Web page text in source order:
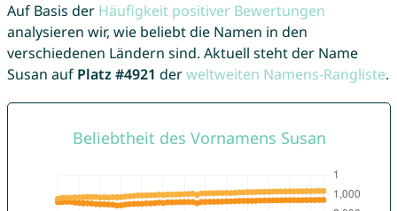
Auf Basis der Häufigkeit positiver Bewertungen
analysieren wir, wie beliebt die Namen in den
verschiedenen Ländern sind. Aktuell steht der Name
Susan auf Platz #4921 derweltweiten Namens-Rangliste.